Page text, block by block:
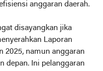
anggaran daerah.
disayangkan jika
Laporan
2025, namun anggaran
depan. Ini pelanggaran